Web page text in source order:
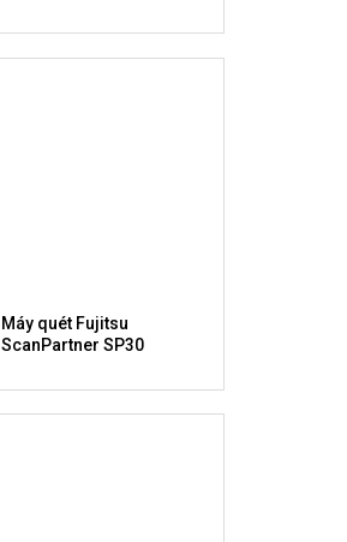
Máy quét Fujitsu
ScanPartner SP30